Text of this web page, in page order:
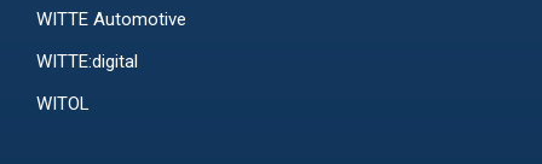
WITTE Automotive
WITTE:digital
WITOL